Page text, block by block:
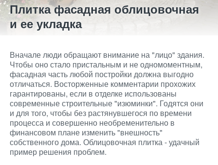
Плитка фасадная облицовочная
и ее укладка
Вначале люди обращают внимание на "лицо" здания.
Чтобы оно стало пристальным и не одномоментным,
фасадная часть любой постройки должна выгодно
отличаться. Восторженные комментарии прохожих
гарантированы, если в отделке использованы
современные строительные "изюминки". Годятся они
и для того, чтобы без растянувшегося по времени
процесса и совершенно необременительно в
финансовом плане изменить "внешность"
собственного дома. Облицовочная плитка - удачный
пример решения проблем.